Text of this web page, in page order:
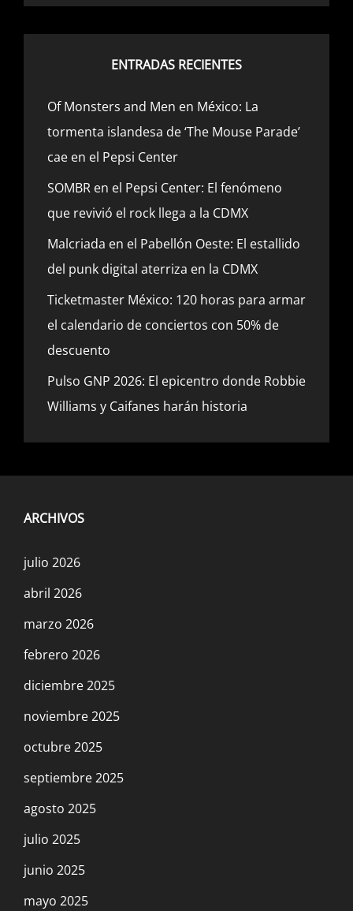
ENTRADAS RECIENTES
Of Monsters and Men en México: La
tormenta islandesa de ‘The Mouse Parade’
cae en el Pepsi Center
SOMBR en el Pepsi Center: El fenómeno
que revivió el rock llega a la CDMX
Malcriada en el Pabellón Oeste: El estallido
del punk digital aterriza en la CDMX
Ticketmaster México: 120 horas para armar
el calendario de conciertos con 50% de
descuento
Pulso GNP 2026: El epicentro donde Robbie
Williams y Caifanes harán historia
ARCHIVOS
julio 2026
abril 2026
marzo 2026
febrero 2026
diciembre 2025
noviembre 2025
octubre 2025
septiembre 2025
agosto 2025
julio 2025
junio 2025
mayo 2025